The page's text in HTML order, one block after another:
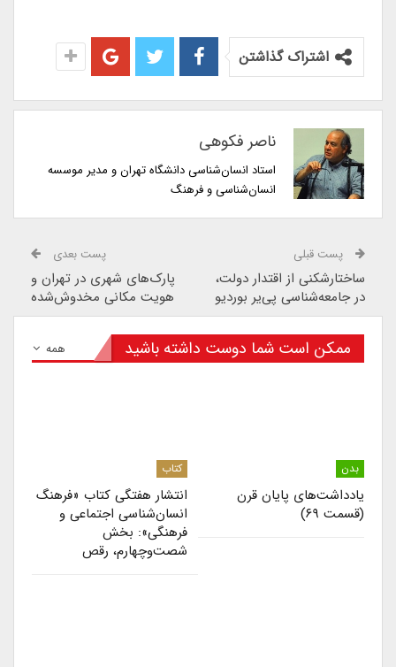
اشتراک گذاشتن
ناصر فکوهی
استاد انسان‌شناسی دانشگاه تهران و مدیر موسسه
انسان‌شناسی و فرهنگ
پست قبلی
ساختارشکنی از اقتدار دولت،
در جامعه‌شناسی پی‌یر بوردیو
پست بعدی
پارک‌های شهری در تهران و
هویت مکانی مخدوش‌شده
همه ممکن است شما دوست داشته باشید
بدن
یادداشت‌های پایان قرن
(قسمت ۶۹)
کتاب
انتشار هفتگی کتاب «فرهنگ
انسان‌شناسی اجتماعی و
فرهنگی»: بخش
شصت‌وچهارم، رقص